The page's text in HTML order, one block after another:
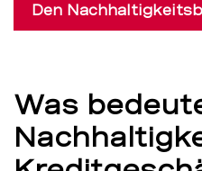
Den
Was